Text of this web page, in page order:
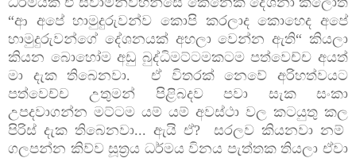
“ආ අපේ හාමුදුරුවන්ව කොපි කරලාද කොහෙද අපේ
හාමුදුරුවන්ගේ දේශනයක් අහලා වෙන්න ඇති“ කියලා
කියන බොහෝම අඩු බුද්ධිමට්ටමකටම පත්වෙච්ච අයත්
මා දැක තිබෙනවා. ඒ විතරක් නෙවේ අරිහත්වයට
පත්වෙච්ච උතුමන් පිළිබදව පවා සැක සංකා
උපදවාගන්න මට්ටම යම් යම් අවස්ථා වල කටයුතු කල
පිරිස් දැක තිබෙනවා... ඇයි ඒ? සරලව කියනවා නම්
ගලපන්න කිව්ව සූත්‍රය ධර්මය විනය පැත්තක තියලා ඒවා